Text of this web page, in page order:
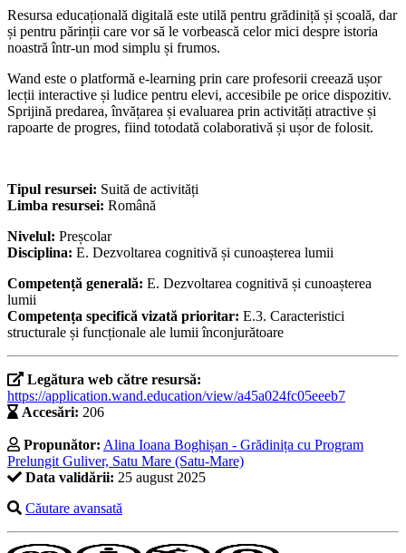
Resursa educațională digitală este utilă pentru grădiniță și școală, dar
și pentru părinții care vor să le vorbească celor mici despre istoria
noastră într-un mod simplu și frumos.
Wand este o platformă e-learning prin care profesorii creează ușor
lecții interactive și ludice pentru elevi, accesibile pe orice dispozitiv.
Sprijină predarea, învățarea și evaluarea prin activități atractive și
rapoarte de progres, fiind totodată colaborativă și ușor de folosit.
Tipul resursei: Suită de activități
Limba resursei: Română
Nivelul: Preșcolar
Disciplina: E. Dezvoltarea cognitivă și cunoașterea lumii
Competență generală: E. Dezvoltarea cognitivă și cunoașterea
lumii
Competența specifică vizată prioritar: E.3. Caracteristici
structurale și funcționale ale lumii înconjurătoare
Legătura web către resursă:
https://application.wand.education/view/a45a024fc05eeeb7
Accesări: 206
Propunător: Alina Ioana Boghișan - Grădinița cu Program
Prelungit Guliver, Satu Mare (Satu-Mare)
Data validării: 25 august 2025
Căutare avansată